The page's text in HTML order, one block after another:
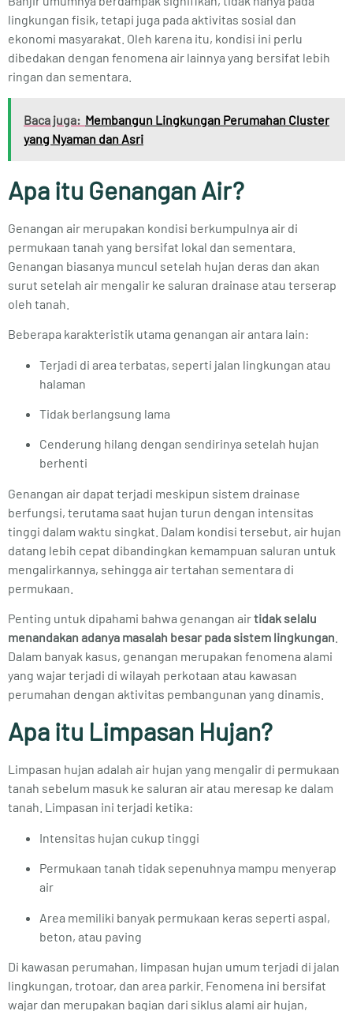
lingkungan fisik, tetapi juga pada aktivitas sosial dan
ekonomi masyarakat. Oleh karena itu, kondisi ini perlu
dibedakan dengan fenomena air lainnya yang bersifat lebih
ringan dan sementara.
Baca juga: Membangun Lingkungan Perumahan Cluster
yang Nyaman dan Asri
Apa itu Genangan Air?
Genangan air merupakan kondisi berkumpulnya air di
permukaan tanah yang bersifat lokal dan sementara.
Genangan biasanya muncul setelah hujan deras dan akan
surut setelah air mengalir ke saluran drainase atau terserap
oleh tanah.
Beberapa karakteristik utama genangan air antara lain:
Terjadi di area terbatas, seperti jalan lingkungan atau
halaman
Tidak berlangsung lama
Cenderung hilang dengan sendirinya setelah hujan
berhenti
Genangan air dapat terjadi meskipun sistem drainase
berfungsi, terutama saat hujan turun dengan intensitas
tinggi dalam waktu singkat. Dalam kondisi tersebut, air hujan
datang lebih cepat dibandingkan kemampuan saluran untuk
mengalirkannya, sehingga air tertahan sementara di
permukaan.
Penting untuk dipahami bahwa genangan airtidak selalu
menandakan adanya masalah besar pada sistem lingkungan
Dalam banyak kasus, genangan merupakan fenomena alami
yang wajar terjadi di wilayah perkotaan atau kawasan
perumahan dengan aktivitas pembangunan yang dinamis.
Apa itu Limpasan Hujan?
Limpasan hujan adalah air hujan yang mengalir di permukaan
tanah sebelum masuk ke saluran air atau meresap ke dalam
tanah. Limpasan ini terjadi ketika:
Intensitas hujan cukup tinggi
Permukaan tanah tidak sepenuhnya mampu menyerap
air
Area memiliki banyak permukaan keras seperti aspal,
beton, atau paving
Di kawasan perumahan, limpasan hujan umum terjadi di jalan
lingkungan, trotoar, dan area parkir. Fenomena ini bersifat
wajar dan merupakan bagian dari siklus alami air hujan,